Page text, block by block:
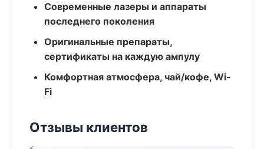
Современные лазеры и аппараты
последнего поколения
Оригинальные препараты,
сертификаты на каждую ампулу
Комфортная атмосфера, чай/кофе, Wi-
Fi
Отзывы клиентов